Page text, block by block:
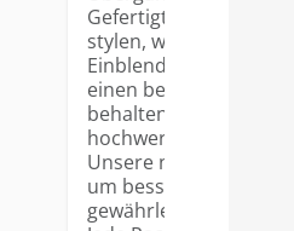
Gefertigt aus 100%
stylen, waschen und
Einblenden und
einen besonders
behalten die Farben
hochwertiges
Unsere neuen,
um bessere
gewährleisten – bei